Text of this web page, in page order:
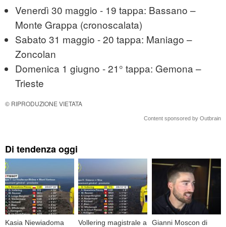
Venerdì 30 maggio - 19 tappa: Bassano –
Monte Grappa (cronoscalata)
Sabato 31 maggio - 20 tappa: Maniago –
Zoncolan
Domenica 1 giugno - 21° tappa: Gemona –
Trieste
© RIPRODUZIONE VIETATA
Content sponsored by Outbrain
Di tendenza oggi
Kasia Niewiadoma
Vollering magistrale a
Gianni Moscon di